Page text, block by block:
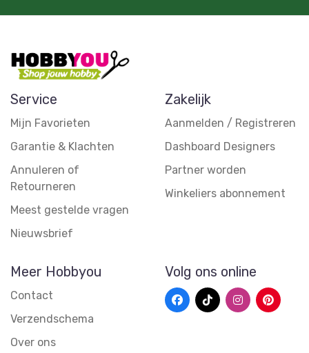
Service
Mijn Favorieten
Garantie & Klachten
Annuleren of
Retourneren
Meest gestelde vragen
Nieuwsbrief
Zakelijk
Aanmelden / Registreren
Dashboard Designers
Partner worden
Winkeliers abonnement
Meer Hobbyou
Contact
Verzendschema
Over ons
Volg ons online